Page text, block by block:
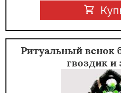
Ритуальный венок
гвоздик и